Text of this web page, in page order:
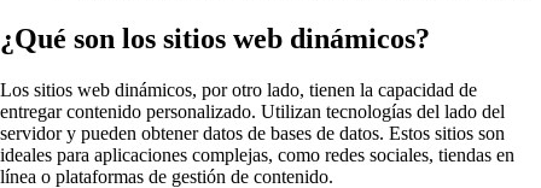
¿Qué son los sitios web dinámicos?
Los sitios web dinámicos, por otro lado, tienen la capacidad de
entregar contenido personalizado. Utilizan tecnologías del lado del
servidor y pueden obtener datos de bases de datos. Estos sitios son
ideales para aplicaciones complejas, como redes sociales, tiendas en
línea o plataformas de gestión de contenido.